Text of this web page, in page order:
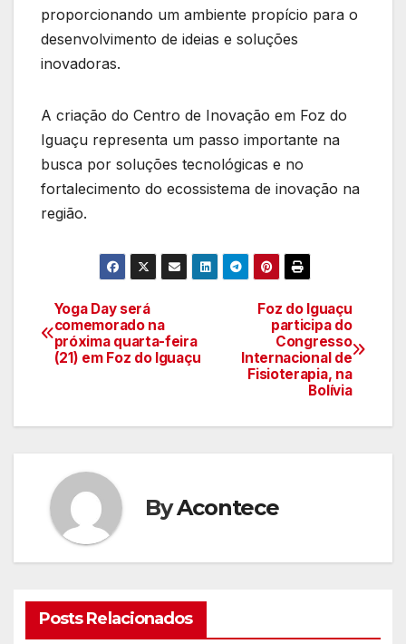
proporcionando um ambiente propício para o
desenvolvimento de ideias e soluções
inovadoras.
A criação do Centro de Inovação em Foz do
Iguaçu representa um passo importante na
busca por soluções tecnológicas e no
fortalecimento do ecossistema de inovação na
região.
Navegação
de
Foz do Iguaçu
participa do
Congresso
Internacional de
Fisioterapia, na
Bolívia
Yoga Day será
comemorado na
próxima quarta-feira
(21) em Foz do Iguaçu
ByAcontece
Posts Relacionados